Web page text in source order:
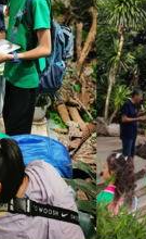
科普报道
通知公告
学术委员会
西园历史
数字园区